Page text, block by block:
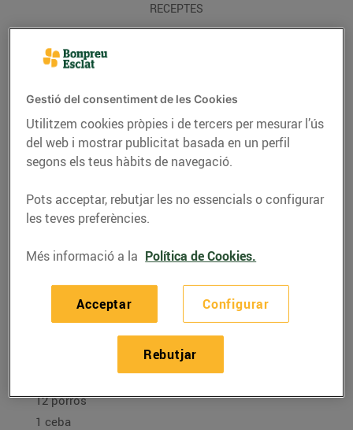
RECEPTES
Porros rostits amb
sardinetes i vinagreta
12 porros
1 ceba
Gestió del consentiment de les Cookies
Utilitzem cookies pròpies i de tercers per mesurar l’ús
del web i mostrar publicitat basada en un perfil
segons els teus hàbits de navegació.
Pots acceptar, rebutjar les no essencials o configurar
les teves preferències.
Més informació a la Política de Cookies.
Configurar
Rebutjar
Acceptar